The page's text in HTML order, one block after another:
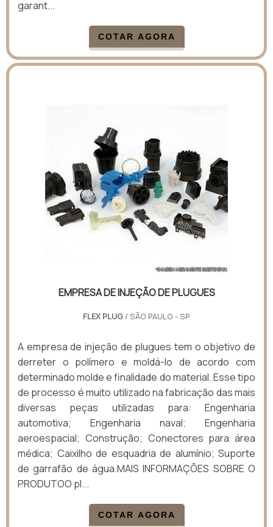
garant...
COTAR AGORA
EMPRESA DE INJEÇÃO DE PLUGUES
FLEX PLUG / SÃO PAULO - SP
A empresa de injeção de plugues tem o objetivo de
derreter o polímero e moldá-lo de acordo com
determinado molde e finalidade do material. Esse tipo
de processo é muito utilizado na fabricação das mais
diversas peças utilizadas para: Engenharia
automotiva; Engenharia naval; Engenharia
aeroespacial; Construção; Conectores para área
médica; Caixilho de esquadria de alumínio; Suporte
de garrafão de água.MAIS INFORMAÇÕES SOBRE O
PRODUTOO pl...
COTAR AGORA